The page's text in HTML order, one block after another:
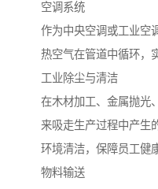
空调系统
作为中央空调或工业空
热空气在管道中循环，
工业除尘与清洁
在木材加工、金属抛光
来吸走生产过程中产生
环境清洁，保障员工健
物料输送